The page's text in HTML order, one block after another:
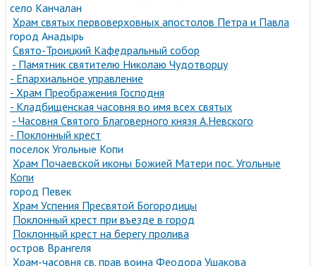
село Канчалан
Храм святых первоверховных апостолов Петра и Павла
город Анадырь
Свято-Троицкий Кафедральный собор
- Памятник святителю Николаю Чудотворцу
- Епархиальное управление
- Храм Преображения Господня
- Кладбищенская часовня во имя всех святых
- Часовня Святого Благоверного князя А.Невского
- Поклонный крест
поселок Угольные Копи
Храм Почаевской иконы Божией Матери пос. Угольные
Копи
город Певек
Храм Успения Пресвятой Богородицы
Поклонный крест при въезде в город
Поклонный крест на берегу пролива
остров Врангеля
Храм-часовня св. прав воина Феодора Ушакова